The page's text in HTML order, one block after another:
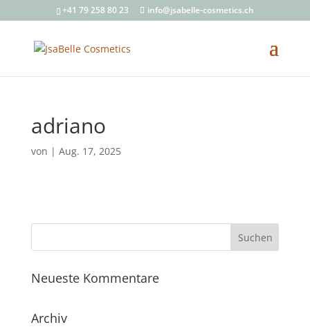
+41 79 258 80 23 info@jsabelle-cosmetics.ch
adriano
von | Aug. 17, 2025
Neueste Kommentare
Archiv